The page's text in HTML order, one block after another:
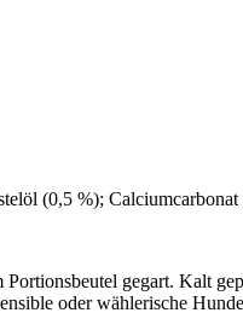
(0,5 %);
gegart. Kalt
oder wählerische